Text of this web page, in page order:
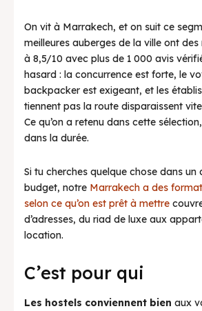
On vit à Marrakech, et on suit ce
meilleures auberges de la ville ont des
à 8,5/10 avec plus de 1 000 avis
hasard : la concurrence est forte, le
backpacker est exigeant, et les
tiennent pas la route disparaissent
Ce qu’on a retenu dans cette
dans la durée.
Si tu cherches quelque chose dans un
budget, notre Marrakech a des
selon ce qu’on est prêt à mettre
d’adresses, du riad de luxe aux
location.
C’est pour qui
Les hostels conviennent bien aux